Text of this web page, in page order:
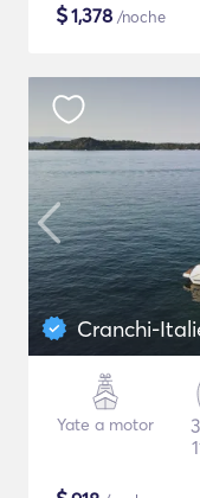
$1,378 /noche
Cranchi-
Yate a motor